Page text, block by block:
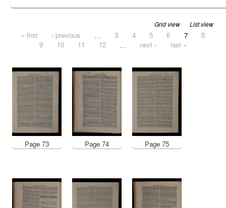
Grid view List view
Pages
« first ‹ previous … 3 4 5 6 7
8
9
10 11 12 … next › last »
Page 73 Page 74 Page 75